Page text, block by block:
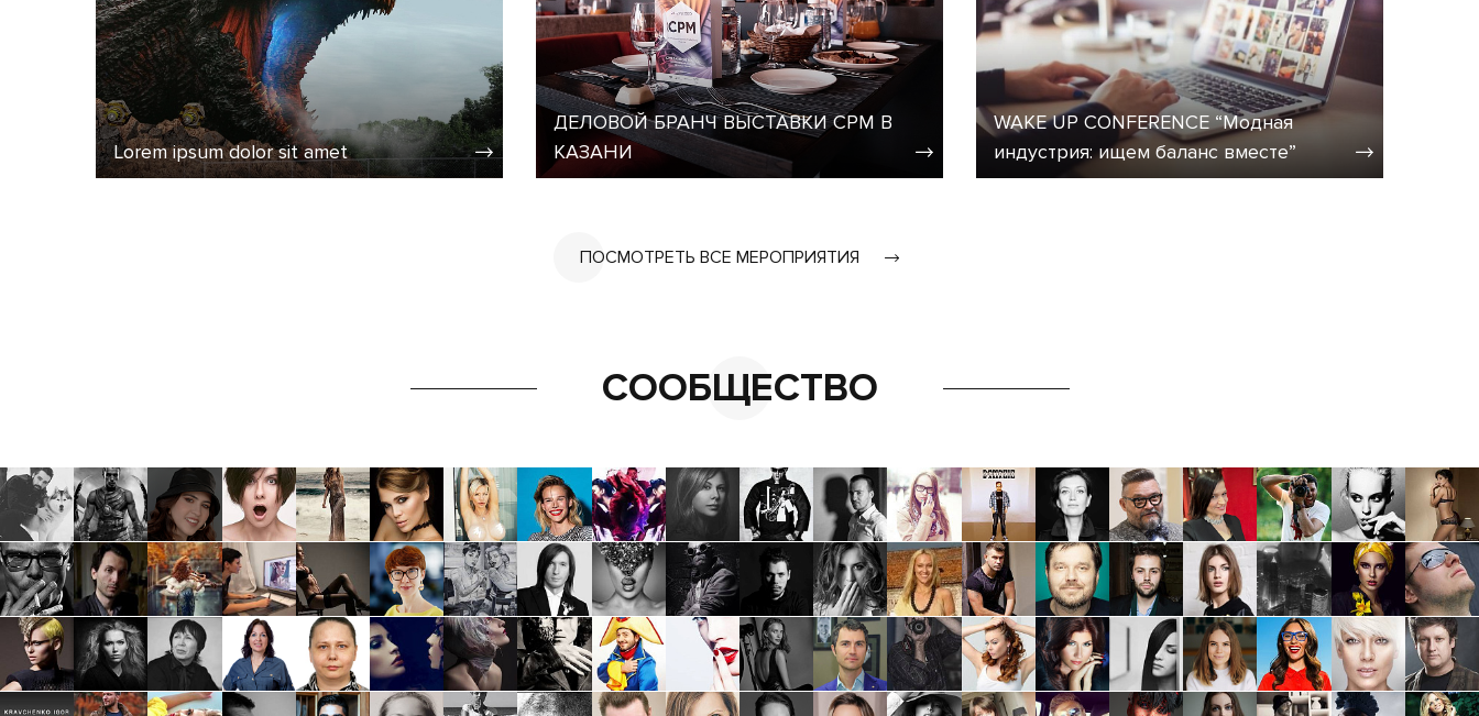
Lorem ipsum dolor sit amet
ДЕЛОВОЙ БРАНЧ ВЫСТАВКИ CPM В
КАЗАНИ
WAKE UP CONFERENCE “Модная
индустрия: ищем баланс вместе”
ПОСМОТРЕТЬ ВСЕ МЕРОПРИЯТИЯ
СООБЩЕСТВО